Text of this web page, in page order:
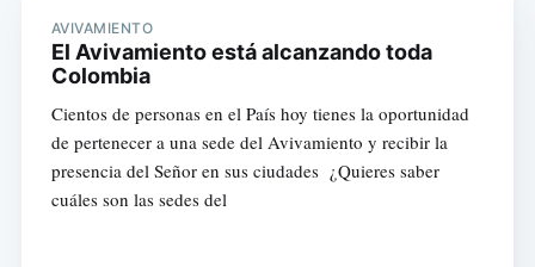
AVIVAMIENTO
El Avivamiento está alcanzando toda
Colombia
Cientos de personas en el País hoy tienes la oportunidad
de pertenecer a una sede del Avivamiento y recibir la
presencia del Señor en sus ciudades ¿Quieres saber
cuáles son las sedes del